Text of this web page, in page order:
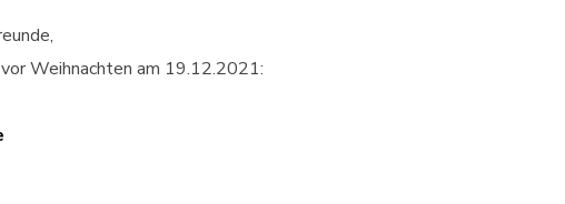
Weihnachten am 19.12.2021: